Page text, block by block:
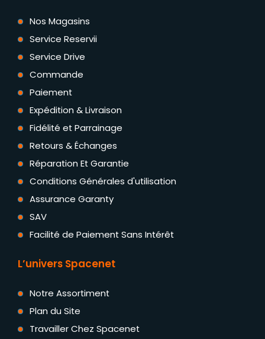
Nos Magasins
Service Reservii
Service Drive
Commande
Paiement
Expédition & Livraison
Fidélité et Parrainage
Retours & Échanges
Réparation Et Garantie
Conditions Générales d'utilisation
Assurance Garanty
SAV
Facilité de Paiement Sans Intérêt
L’univers Spacenet
Notre Assortiment
Plan du Site
Travailler Chez Spacenet